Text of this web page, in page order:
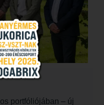
portfóliójában – új